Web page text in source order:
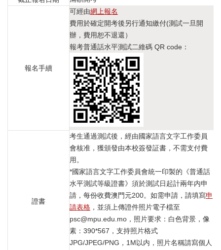
報名手續
可經由網上報名
費用於確定開考後另行通知繳付(測試一旦開
辦，費用恕不退還）
報考普通話水平測試二維碼 QR code：
證書
考生通過測試後，經由國家語言文字工作委員
會核准，獲頒發由本校簽發証書，不需支付費
用。
*國家語言文字工作委員會統一印製的《普通話
水平測試等級證書》須於測試日起計兩年内申
請，每份收費澳門元200。如需申請，請填寫申
請表格 ，並須上傳證件照片電子檔至
psc@mpu.edu.mo，照片要求：白色背景，像
素：390*567，支持照片格式
JPG/JPEG/PNG，1M以内，照片名稱請寫個人